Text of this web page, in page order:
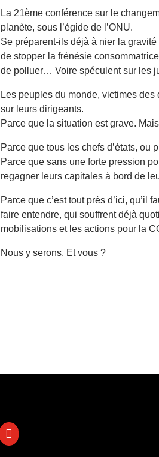
La 21ème conférence sur le
planète, sous l’égide de l’ONU.
Se préparent-ils déjà à nier la
de stopper la frénésie
de polluer… Voire spéculent sur les
Les peuples du monde, victimes
sur leurs dirigeants.
Parce que la situation est grave.
Parce que tous les chefs d’états, ou
Parce que sans une forte pression
regagner leurs capitales à bord de
Parce que c’est tout près d’ici,
faire entendre, qui souffrent déjà
mobilisations et les actions pour la
Nous y serons. Et vous ?